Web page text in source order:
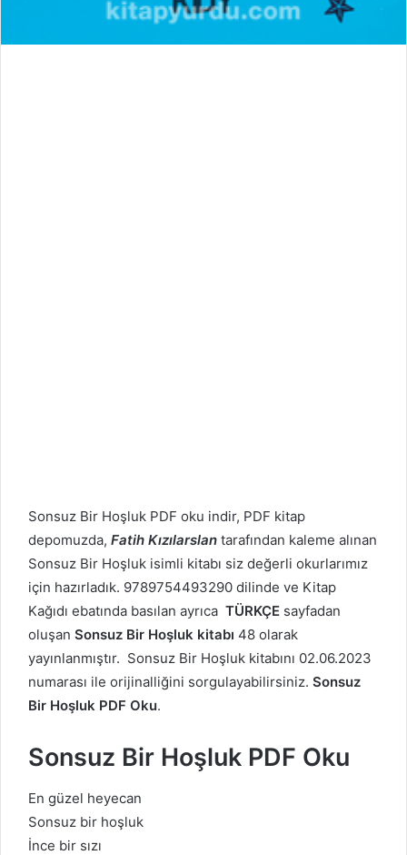
Sonsuz Bir Hoşluk PDF oku indir, PDF kitap
depomuzda, Fatih Kızılarslan tarafından kaleme alınan
Sonsuz Bir Hoşluk isimli kitabı siz değerli okurlarımız
için hazırladık. 9789754493290 dilinde ve Kitap
Kağıdı ebatında basılan ayrıca TÜRKÇE sayfadan
oluşan Sonsuz Bir Hoşluk kitabı 48 olarak
yayınlanmıştır. Sonsuz Bir Hoşluk kitabını 02.06.2023
numarası ile orijinalliğini sorgulayabilirsiniz. Sonsuz
Bir Hoşluk PDF Oku.
Sonsuz Bir Hoşluk PDF Oku
En güzel heyecan
Sonsuz bir hoşluk
İnce bir sızı